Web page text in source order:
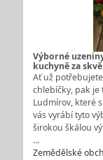
Výborné
kuchyně za
Ať už
chlebíčky, pak je
Ludmírov, které
vás vyrábí tyto
širokou škálou
…
Zemědělské